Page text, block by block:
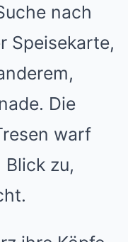
nach
Speisekarte,
Die
warf
zu,